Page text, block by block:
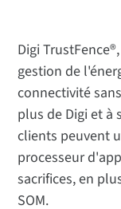
Digi
gestion de
connectivité
plus de Digi et à
clients peuvent
processeur
sacrifices, en
SOM.